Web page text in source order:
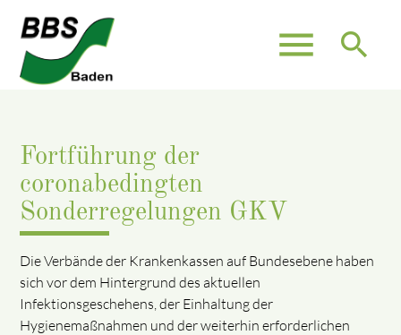
menu search
Fortführung der
coronabedingten
Sonderregelungen GKV
Die Verbände der Krankenkassen auf Bundesebene haben
sich vor dem Hintergrund des aktuellen
Infektionsgeschehens, der Einhaltung der
Hygienemaßnahmen und der weiterhin erforderlichen